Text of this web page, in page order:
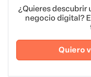
¿Quieres descubrir
negocio digital?
Quiero